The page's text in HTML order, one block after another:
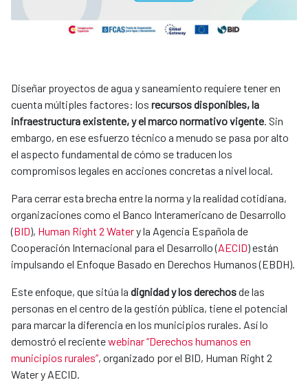
Diseñar proyectos de agua y saneamiento requiere tener en
cuenta múltiples factores: los recursos disponibles, la
infraestructura existente, y el marco normativo vigente . Sin
embargo, en ese esfuerzo técnico a menudo se pasa por alto
el aspecto fundamental de cómo se traducen los
compromisos legales en acciones concretas a nivel local.
Para cerrar esta brecha entre la norma y la realidad cotidiana,
organizaciones como el Banco Interamericano de Desarrollo
(BID), Human Right 2 Watery la Agencia Española de
Cooperación Internacional para el Desarrollo (AECID) están
impulsando el Enfoque Basado en Derechos Humanos (EBDH).
Este enfoque, que sitúa la dignidad y los derechosde las
personas en el centro de la gestión pública, tiene el potencial
para marcar la diferencia en los municipios rurales. Así lo
demostró el recientewebinar “Derechos humanos en
municipios rurales”, organizado por el BID, Human Right 2
Water y AECID.